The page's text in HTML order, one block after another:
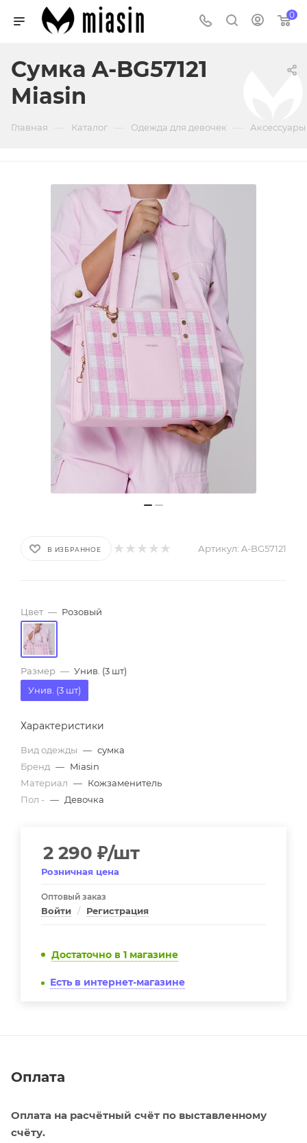
0
Сумка A-BG57121
Miasin
Главная Каталог Одежда для девочек
В ИЗБРАННОЕ Артикул: A-BG57121
Цвет — Розовый
Размер — Унив. (3 шт)
Унив. (3 шт)
Характеристики
Вид одежды — сумка
Бренд — Miasin
Материал — Кожзаменитель
Пол - — Девочка
2 290 ₽/шт
Розничная цена
Оптовый заказ
Войти / Регистрация
Достаточно в 1 магазине
Есть в интернет-магазине
Оплата
Оплата на расчётный счёт по выставленному
счёту.